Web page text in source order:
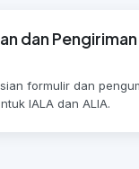
dan
formulir dan
IALA dan ALIA.